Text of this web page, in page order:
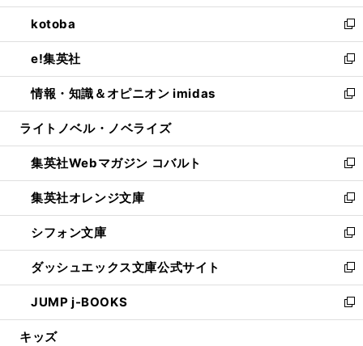
開
く
ウ
で
開
く
ン
ド
ウ
で
開
く
ウ
ィ
ン
ド
ウ
で
開
し
い
ウ
ィ
ン
ド
ウ
開
く
kotoba
新
し
い
ウ
ィ
ン
ウ
で
開
く
e!集英社
新
し
い
ウ
ン
ド
ウ
で
開
く
情報・知識＆オピニオン imidas
新
し
ウ
ィ
ン
ド
ウ
で
開
く
ライトノベル・ノベライズ
集英社Webマガジン コバルト
新
し
い
ウ
ィ
ン
ド
ウ
で
開
集英社オレンジ文庫
新
し
い
ウ
ィ
ン
ド
ウ
シフォン文庫
新
し
い
ウ
ィ
ン
ダッシュエックス文庫公式サイト
新
し
い
ウ
JUMP j-BOOKS
新
し
キッズ